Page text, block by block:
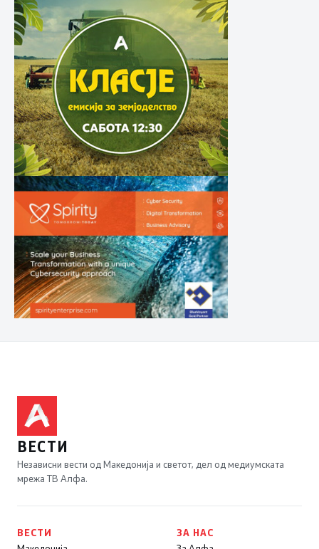
ВЕСТИ
Независни вести од Македонија и светот, дел од медиумската
мрежа ТВ Алфа.
ВЕСТИ
ЗА НАС